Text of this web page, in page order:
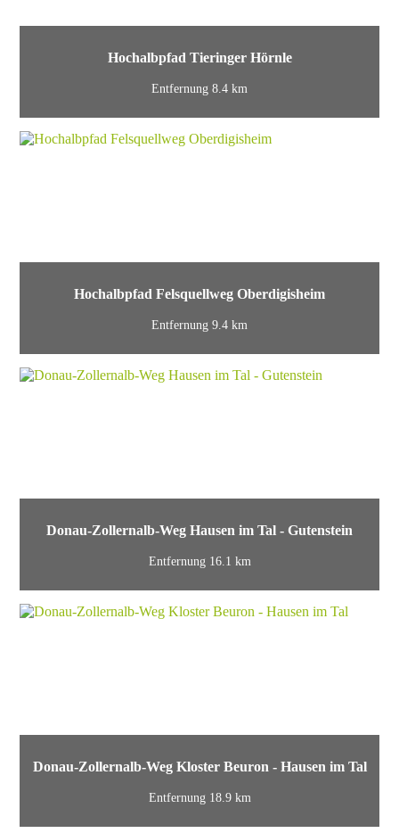
Hochalbpfad Tieringer Hörnle
Entfernung 8.4 km
Hochalbpfad Felsquellweg Oberdigisheim
Entfernung 9.4 km
Donau-Zollernalb-Weg Hausen im Tal - Gutenstein
Entfernung 16.1 km
Donau-Zollernalb-Weg Kloster Beuron - Hausen im Tal
Entfernung 18.9 km